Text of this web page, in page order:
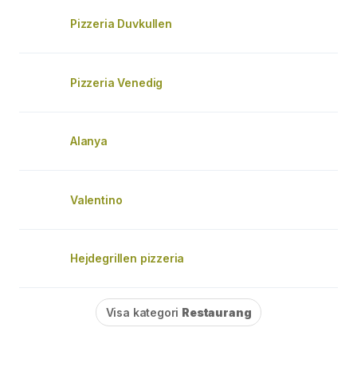
Pizzeria Duvkullen
Pizzeria Venedig
Alanya
Valentino
Hejdegrillen pizzeria
Visa kategori Restaurang